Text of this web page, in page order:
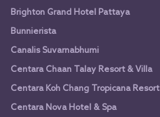
Brighton Grand Hotel Pattaya
Bunnierista
Canalis Suvarnabhumi
Centara Chaan Talay Resort & Villa
Centara Koh Chang Tropicana Resort
Centara Nova Hotel & Spa